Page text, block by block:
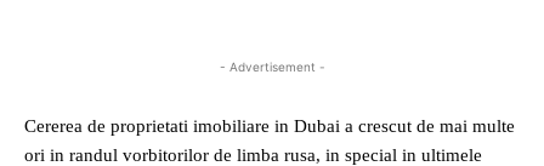
- Advertisement -
Cererea de proprietati imobiliare in Dubai a crescut de mai multe
ori in randul vorbitorilor de limba rusa, in special in ultimele